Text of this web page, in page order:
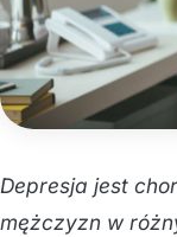
Depresja jest
mężczyzn w